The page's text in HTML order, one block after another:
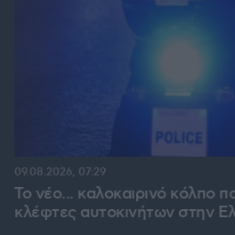
Το νέο... καλοκαιρινό κόλπο
κλέφτες αυτοκινήτων στην
09.08.2026, 07:29